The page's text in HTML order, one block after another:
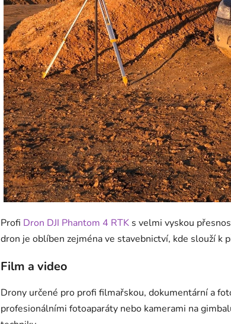
Profi Dron DJI Phantom 4 RTK s velmi vyskou
dron je oblíben zejména ve stavebnictví, kde slouží k
Film a video
Drony určené pro profi filmařskou, dokumentární a
profesionálními fotoaparáty nebo kamerami na